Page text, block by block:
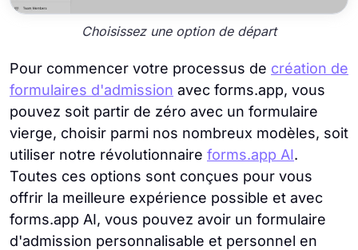
Choisissez une option de départ
Pour commencer votre processus de création de
formulaires d'admission avec forms.app, vous
pouvez soit partir de zéro avec un formulaire
vierge, choisir parmi nos nombreux modèles, soit
utiliser notre révolutionnaire forms.app AI.
Toutes ces options sont conçues pour vous
offrir la meilleure expérience possible et avec
forms.app AI, vous pouvez avoir un formulaire
d'admission personnalisable et personnel en